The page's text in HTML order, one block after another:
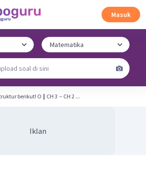
Masuk
Perhatikan struktur berikut! O ∥ CH 3 ​ − CH 2 ...
Iklan